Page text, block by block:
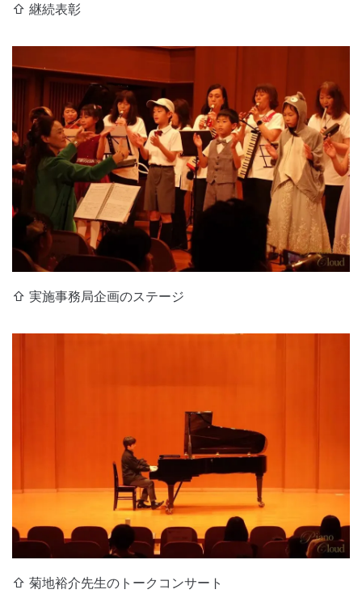
⇧ 継続表彰
⇧ 実施事務局企画のステージ
⇧ 菊地裕介先生のトークコンサート